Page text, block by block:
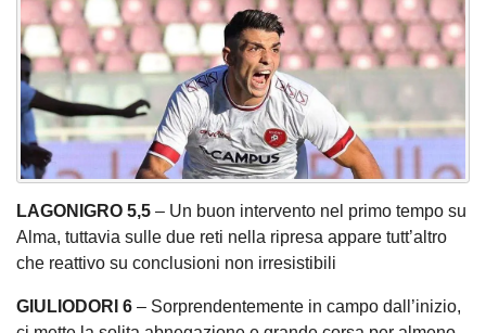
LAGONIGRO 5,5 – Un buon intervento nel primo tempo su
Alma, tuttavia sulle due reti nella ripresa appare tutt’altro
che reattivo su conclusioni non irresistibili
GIULIODORI 6 – Sorprendentemente in campo dall’inizio,